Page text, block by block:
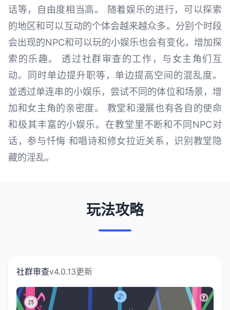
话等，自由度相当高。 随着娱乐的进行，可以探索
的地区和可以互动的个体会越来越众多。分别个时段
会出现的NPC和可以玩的小娱乐也会有变化，增加探
索的乐趣。 透过社群审查的工作，与女主角们互
动。同时单边提升职等，单边提高空间的混乱度。
並透过单连串的小娱乐，尝试不同的体位和场景，增
加和女主角的亲密度。 教堂和漫展也有各自的使命
和极其丰富的小娱乐。在教堂里不断和不同NPC对
话，参与忏悔 和唱诗和修女拉近关系，识别教堂隐
藏的淫乱。
玩法攻略
社群审查v4.0.13更新